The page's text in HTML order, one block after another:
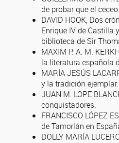
de probar que el
DAVID HOOK, Dos
Enrique IV de Castilla
biblioteca de Sir
MAXIM P. A. M.
la literatura española
MARÍA JESÚS
y la tradición ejemplar.
JUAN M. LOPE
conquistadores.
FRANCISCO LÓPEZ
de Tamorlán en
DOLLY MARÍA